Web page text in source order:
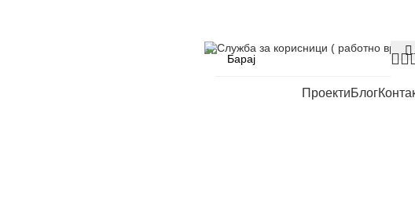
Служба за корисници ( работно
ПроектиБлог